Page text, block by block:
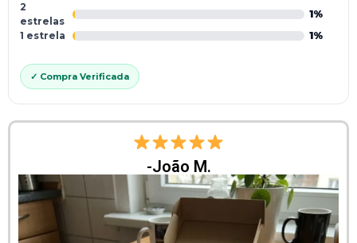
2
estrelas
1%
1 estrela
1%
✓ Compra Verificada
-João M.